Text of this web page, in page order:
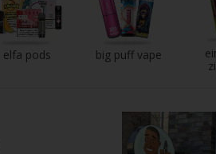
elfa pods big puff vape